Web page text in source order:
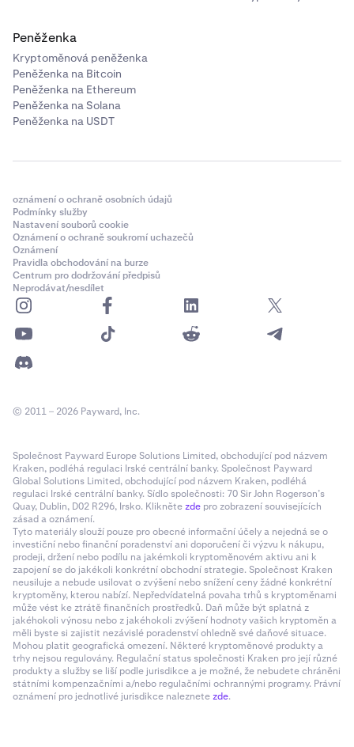
Peněženka
Kryptoměnová peněženka
Peněženka na Bitcoin
Peněženka na Ethereum
Peněženka na Solana
Peněženka na USDT
oznámení o ochraně osobních údajů
Podmínky služby
Nastavení souborů cookie
Oznámení o ochraně soukromí uchazečů
Oznámení
Pravidla obchodování na burze
Centrum pro dodržování předpisů
Neprodávat/nesdílet
© 2011 – 2026 Payward, Inc.
Společnost Payward Europe Solutions Limited, obchodující pod názvem
Kraken, podléhá regulaci Irské centrální banky. Společnost Payward
Global Solutions Limited, obchodující pod názvem Kraken, podléhá
regulaci Irské centrální banky. Sídlo společnosti: 70 Sir John Rogerson’s
Quay, Dublin, D02 R296, Irsko. Kliknětezde pro zobrazení souvisejících
zásad a oznámení.
Tyto materiály slouží pouze pro obecné informační účely a nejedná se o
investiční nebo finanční poradenství ani doporučení či výzvu k nákupu,
prodeji, držení nebo podílu na jakémkoli kryptoměnovém aktivu ani k
zapojení se do jakékoli konkrétní obchodní strategie. Společnost Kraken
neusiluje a nebude usilovat o zvýšení nebo snížení ceny žádné konkrétní
kryptoměny, kterou nabízí. Nepředvídatelná povaha trhů s kryptoměnami
může vést ke ztrátě finančních prostředků. Daň může být splatná z
jakéhokoli výnosu nebo z jakéhokoli zvýšení hodnoty vašich kryptoměn a
měli byste si zajistit nezávislé poradenství ohledně své daňové situace.
Mohou platit geografická omezení. Některé kryptoměnové produkty a
trhy nejsou regulovány. Regulační status společnosti Kraken pro její různé
produkty a služby se liší podle jurisdikce a je možné, že nebudete chráněni
státními kompenzačními a/nebo regulačními ochrannými programy. Právní
oznámení pro jednotlivé jurisdikce naleznetezde.